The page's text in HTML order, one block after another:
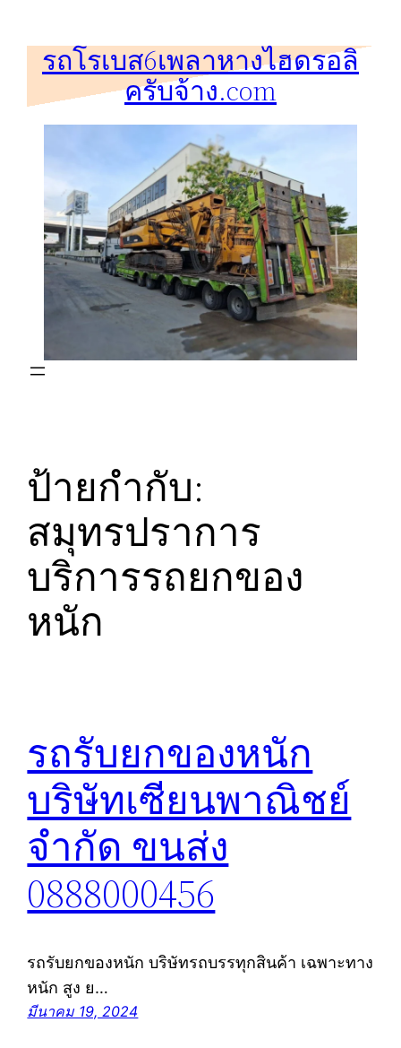
รถโรเบส6เพลาหางไฮดรอลิ
ครับจ้าง.com
ป้ายกำกับ:
สมุทรปราการ
บริการรถยกของ
หนัก
รถรับยกของหนัก
บริษัทเซียนพาณิชย์
จำกัด ขนส่ง
0888000456
รถรับยกของหนัก บริษัทรถบรรทุกสินค้า เฉพาะทาง
หนัก สูง ย…
มีนาคม 19, 2024